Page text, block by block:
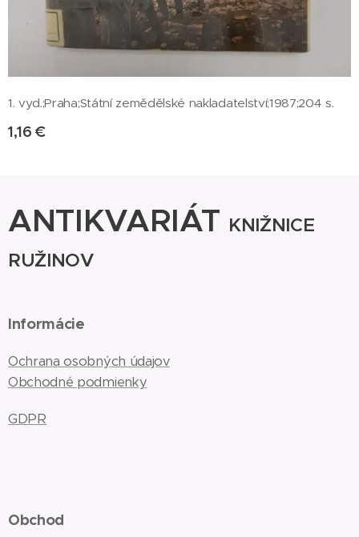
1. vyd.;Praha;Státní zemědělské nakladatelství;1987;204 s.
1,16 €
ANTIKVARIÁT KNIŽNICE
RUŽINOV
Informácie
Ochrana osobných údajov
Obchodné podmienky
GDPR
Obchod